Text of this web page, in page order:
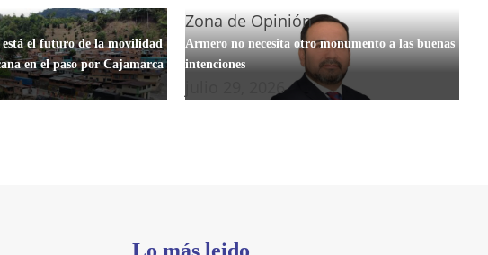
está el futuro de la movilidad
en el paso por Cajamarca
Zona de Opinión
Armero no necesita otro monumento a las buenas
intenciones
julio 29, 2026